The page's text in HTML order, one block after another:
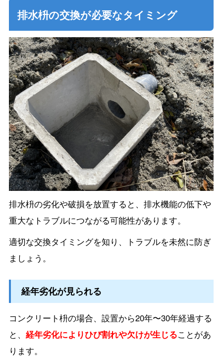
排水枡の交換が必要なタイミング
排水枡の劣化や破損を放置すると、排水機能の低下や
重大なトラブルにつながる可能性があります。
適切な交換タイミングを知り、トラブルを未然に防ぎ
ましょう。
経年劣化が見られる
コンクリート枡の場合、設置から20年〜30年経過する
と、 経年劣化によりひび割れや欠けが生じることがあ
ります。